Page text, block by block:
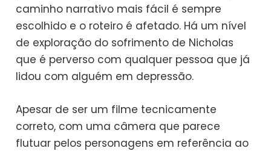
caminho narrativo mais fácil é sempre
escolhido e o roteiro é afetado. Há um nível
de exploração do sofrimento de Nicholas
que é perverso com qualquer pessoa que já
lidou com alguém em depressão.
Apesar de ser um filme tecnicamente
correto, com uma câmera que parece
flutuar pelos personagens em referência ao